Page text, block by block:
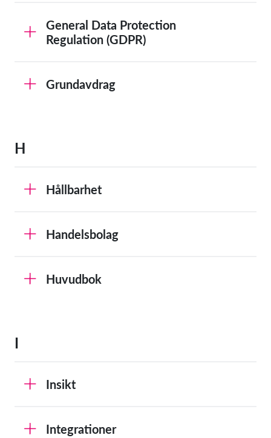
General Data Protection
Regulation (GDPR)
Grundavdrag
H
Hållbarhet
Handelsbolag
Huvudbok
I
Insikt
Integrationer